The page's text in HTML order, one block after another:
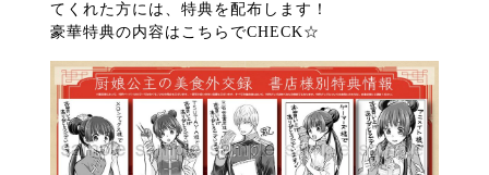
てくれた方には、特典を配布します！
豪華特典の内容はこちらでCHECK☆